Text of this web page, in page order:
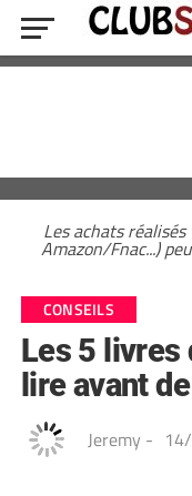
Les achats
Amazon/Fnac...)
CONSEILS
Les 5 livres
lire avant
Jeremy -